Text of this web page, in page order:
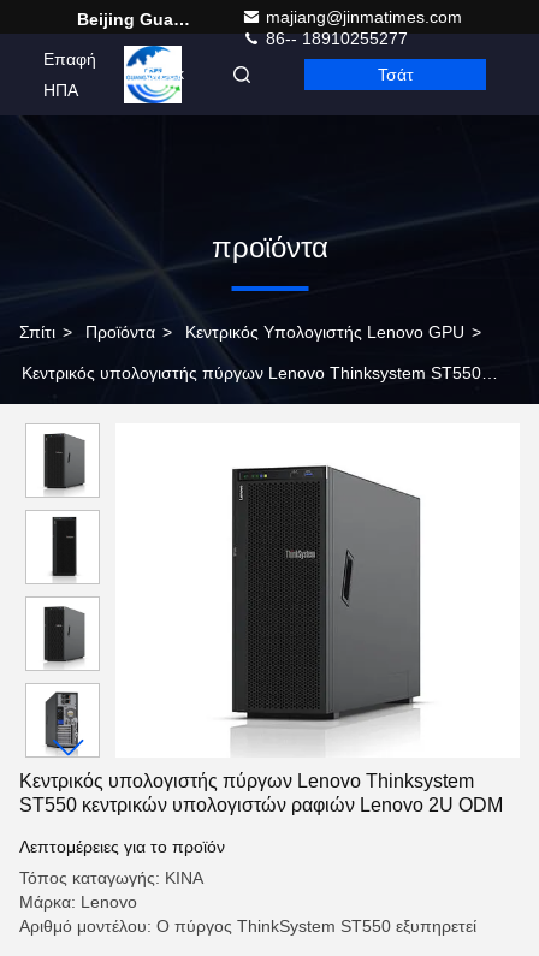
Beijing Guangtian Runze Technology Co., Ltd.
majiang@jinmatimes.com
86-- 18910255277
Επαφή
ΗΠΑ
Greek Τσάτ
προϊόντα
Σπίτι > Προϊόντα > Κεντρικός Υπολογιστής Lenovo GPU >
Κεντρικός υπολογιστής πύργων Lenovo Thinksystem ST550
Κεντρικός υπολογιστής πύργων Lenovo Thinksystem
ST550 κεντρικών υπολογιστών ραφιών Lenovo 2U ODM
Λεπτομέρειες για το προϊόν
Τόπος καταγωγής: ΚΙΝΑ
Μάρκα: Lenovo
Αριθμό μοντέλου: Ο πύργος ThinkSystem ST550 εξυπηρετεί